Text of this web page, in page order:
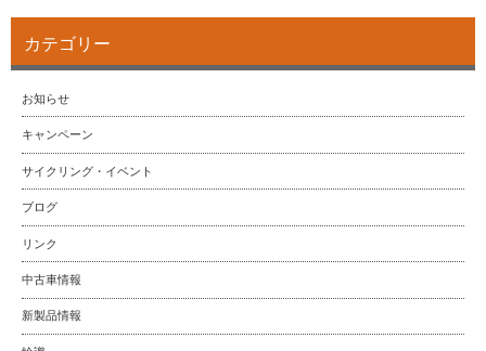
カテゴリー
お知らせ
キャンペーン
サイクリング・イベント
ブログ
リンク
中古車情報
新製品情報